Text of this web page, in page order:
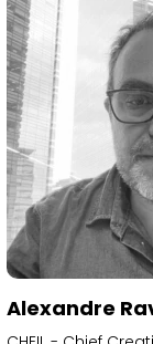
Alexandre